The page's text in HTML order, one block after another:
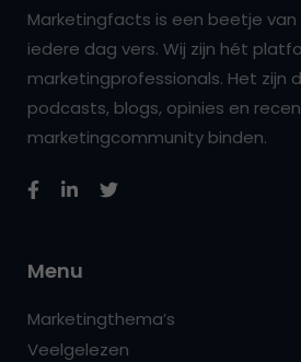
Marketingfacts is een beetje van
iedere dag vers. Wij zijn hét
marketingprofessionals. Het zijn
podcasts, blogs, opinies en
marketingcommunity binden.
Menu
Marketingthema’s
Veelgelezen